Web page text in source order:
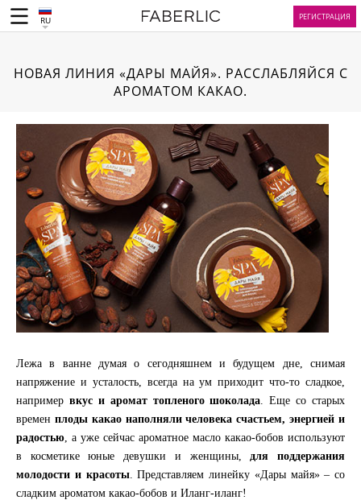
RU РЕГИСТРАЦИЯ
НОВАЯ ЛИНИЯ «ДАРЫ МАЙЯ». РАССЛАБЛЯЙСЯ С
АРОМАТОМ КАКАО.
Лежа в ванне думая о сегодняшнем и будущем дне, снимая
напряжение и усталость, всегда на ум приходит что-то сладкое,
например вкус и аромат топленого шоколада . Еще со старых
времен плоды какао наполняли человека счастьем, энергией и
радостью , а уже сейчас ароматное масло какао-бобов используют
в косметике юные девушки и женщины, для поддержания
молодости и красоты. Представляем линейку «Дары майя» – со
сладким ароматом какао-бобов и Иланг-иланг!